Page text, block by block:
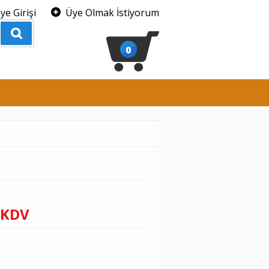
Girişi Üye Olmak İstiyorum
0